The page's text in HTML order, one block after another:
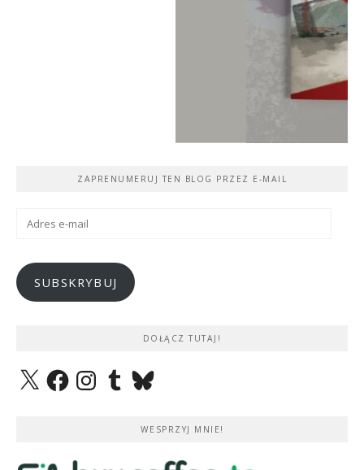
ZAPRENUMERUJ TEN BLOG PRZEZ E-MAIL
Adres
SUBSKRYBUJ
DOŁĄCZ TUTAJ!
X FacebookInstagramTumblrBluesky
WESPRZYJ MNIE!